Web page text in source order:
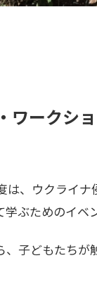
ワークシ
、ウクライ
ぶためのイベ
子どもたちが